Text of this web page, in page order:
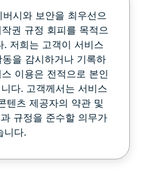
시와 보안을 최우선으
권 규정 회피를 목적으
. 저희는 고객이 서비스
을 감시하거나 기록하
이용은 전적으로 본인
다. 고객께서는 서비스
텐츠 제공자의 약관 및
규정을 준수할 의무가
니다.